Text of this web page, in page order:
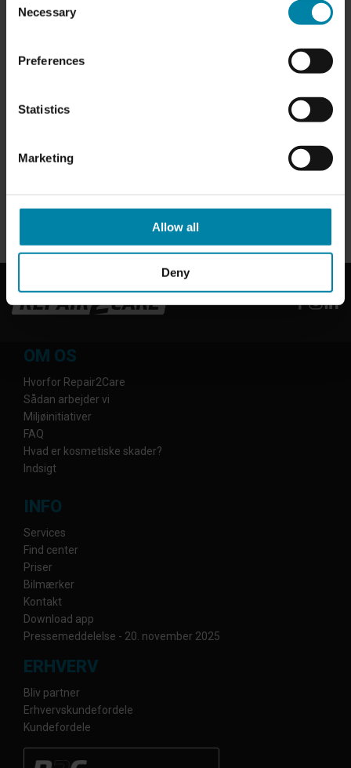
Selection
Necessary
Preferences
Statistics
Marketing
Allow all
Deny
Lørdag:9.00 - 14.00
-Fælgereparationer
-Polering af forlygter
- Interiørreparationer
Dette center tilbyder ikke reparationer af campingvogne
OM OS
Hvorfor Repair2Care
Sådan arbejder vi
Miljøinitiativer
FAQ
Hvad er kosmetiske skader?
Indsigt
INFO
Services
Find center
Priser
Bilmærker
Kontakt
Download app
Pressemeddelelse - 20. november 2025
ERHVERV
Bliv partner
Erhvervskundefordele
Kundefordele